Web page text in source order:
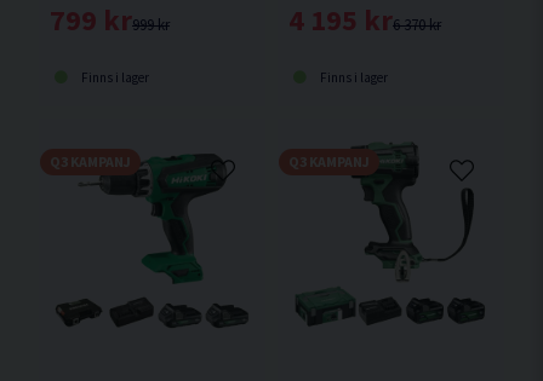
999 kr
799 kr
Finns i lager
6 370 kr
4 195 kr
Finns i lager
Q3 KAMPANJ Q3 KAMPANJ